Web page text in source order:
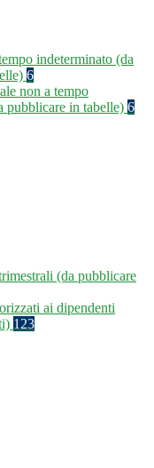
indeterminato (da
6
non a tempo
pubblicare in tabelle) 6
(da pubblicare
ai dipendenti
123